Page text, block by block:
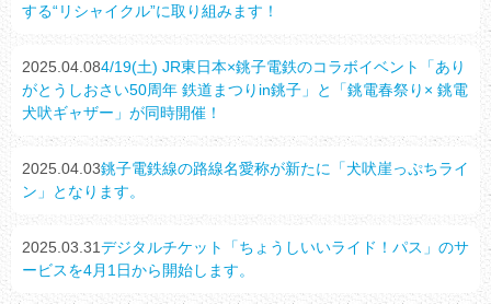
する“リシャイクル”に取り組みます！
2025.04.084/19(土) JR東日本×銚子電鉄のコラボイベント「あり
がとうしおさい50周年 鉄道まつりin銚子」と「銚電春祭り× 銚電
犬吠ギャザー」が同時開催！
2025.04.03銚子電鉄線の路線名愛称が新たに「犬吠崖っぷちライ
ン」となります。
2025.03.31デジタルチケット「ちょうしいいライド！パス」のサ
ービスを4月1日から開始します。